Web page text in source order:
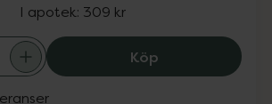
I apotek: 309 kr
KöpMabs Nylon